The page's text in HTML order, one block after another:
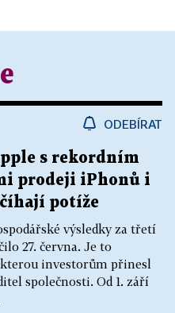
ODEBÍRAT
s rekordním
prodeji iPhonů i
číhají potíže
výsledky za třetí
27. června. Je to
investorům přinesl
společnosti. Od 1. září